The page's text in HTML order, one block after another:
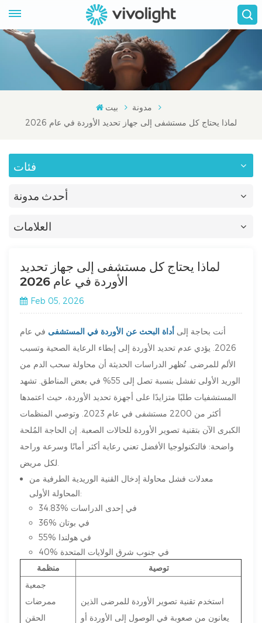
بيت
مدونة
لماذا يحتاج كل مستشفى إلى جهاز تحديد الأوردة في عام 2026
فئات
أحدث مدونة
العلامات
لماذا يحتاج كل مستشفى إلى جهاز تحديد
الأوردة في عام 2026
Feb 05, 2026
أنت بحاجة إلى أداة البحث عن الأوردة في المستشفى في عام
2026. يؤدي عدم تحديد الأوردة إلى إبطاء الرعاية الصحية وتسبب
الألم للمرضى. تُظهر الدراسات الحديثة أن محاولة سحب الدم من
الوريد الأولى تفشل بنسبة تصل إلى 55% في بعض المناطق. تشهد
المستشفيات طلبًا متزايدًا على أجهزة تحديد الأوردة، حيث اعتمدها
أكثر من 2200 مستشفى في عام 2023. وتوصي المنظمات
الكبرى الآن بتقنية تصوير الأوردة للحالات الصعبة. إن الحاجة المُلحة
واضحة: فالتكنولوجيا الأفضل تعني رعاية أكثر أمانًا وسرعة وراحة
معدلات فشل محاولة إدخال القنية الوريدية الطرفية من
المحاولة الأولى:
34.83% في إحدى الدراسات
36% في بوتان
55% في هولندا
40% في جنوب شرق الولايات المتحدة
منظمة
توصية
جمعية
ممرضات
الحقن
استخدم تقنية تصوير الأوردة للمرضى الذين
يعانون من صعوبة في الوصول إلى الأوردة أو